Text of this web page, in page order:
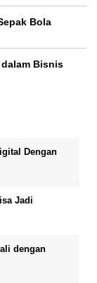
Bola
dalam Bisnis
Dengan
Jadi
dengan